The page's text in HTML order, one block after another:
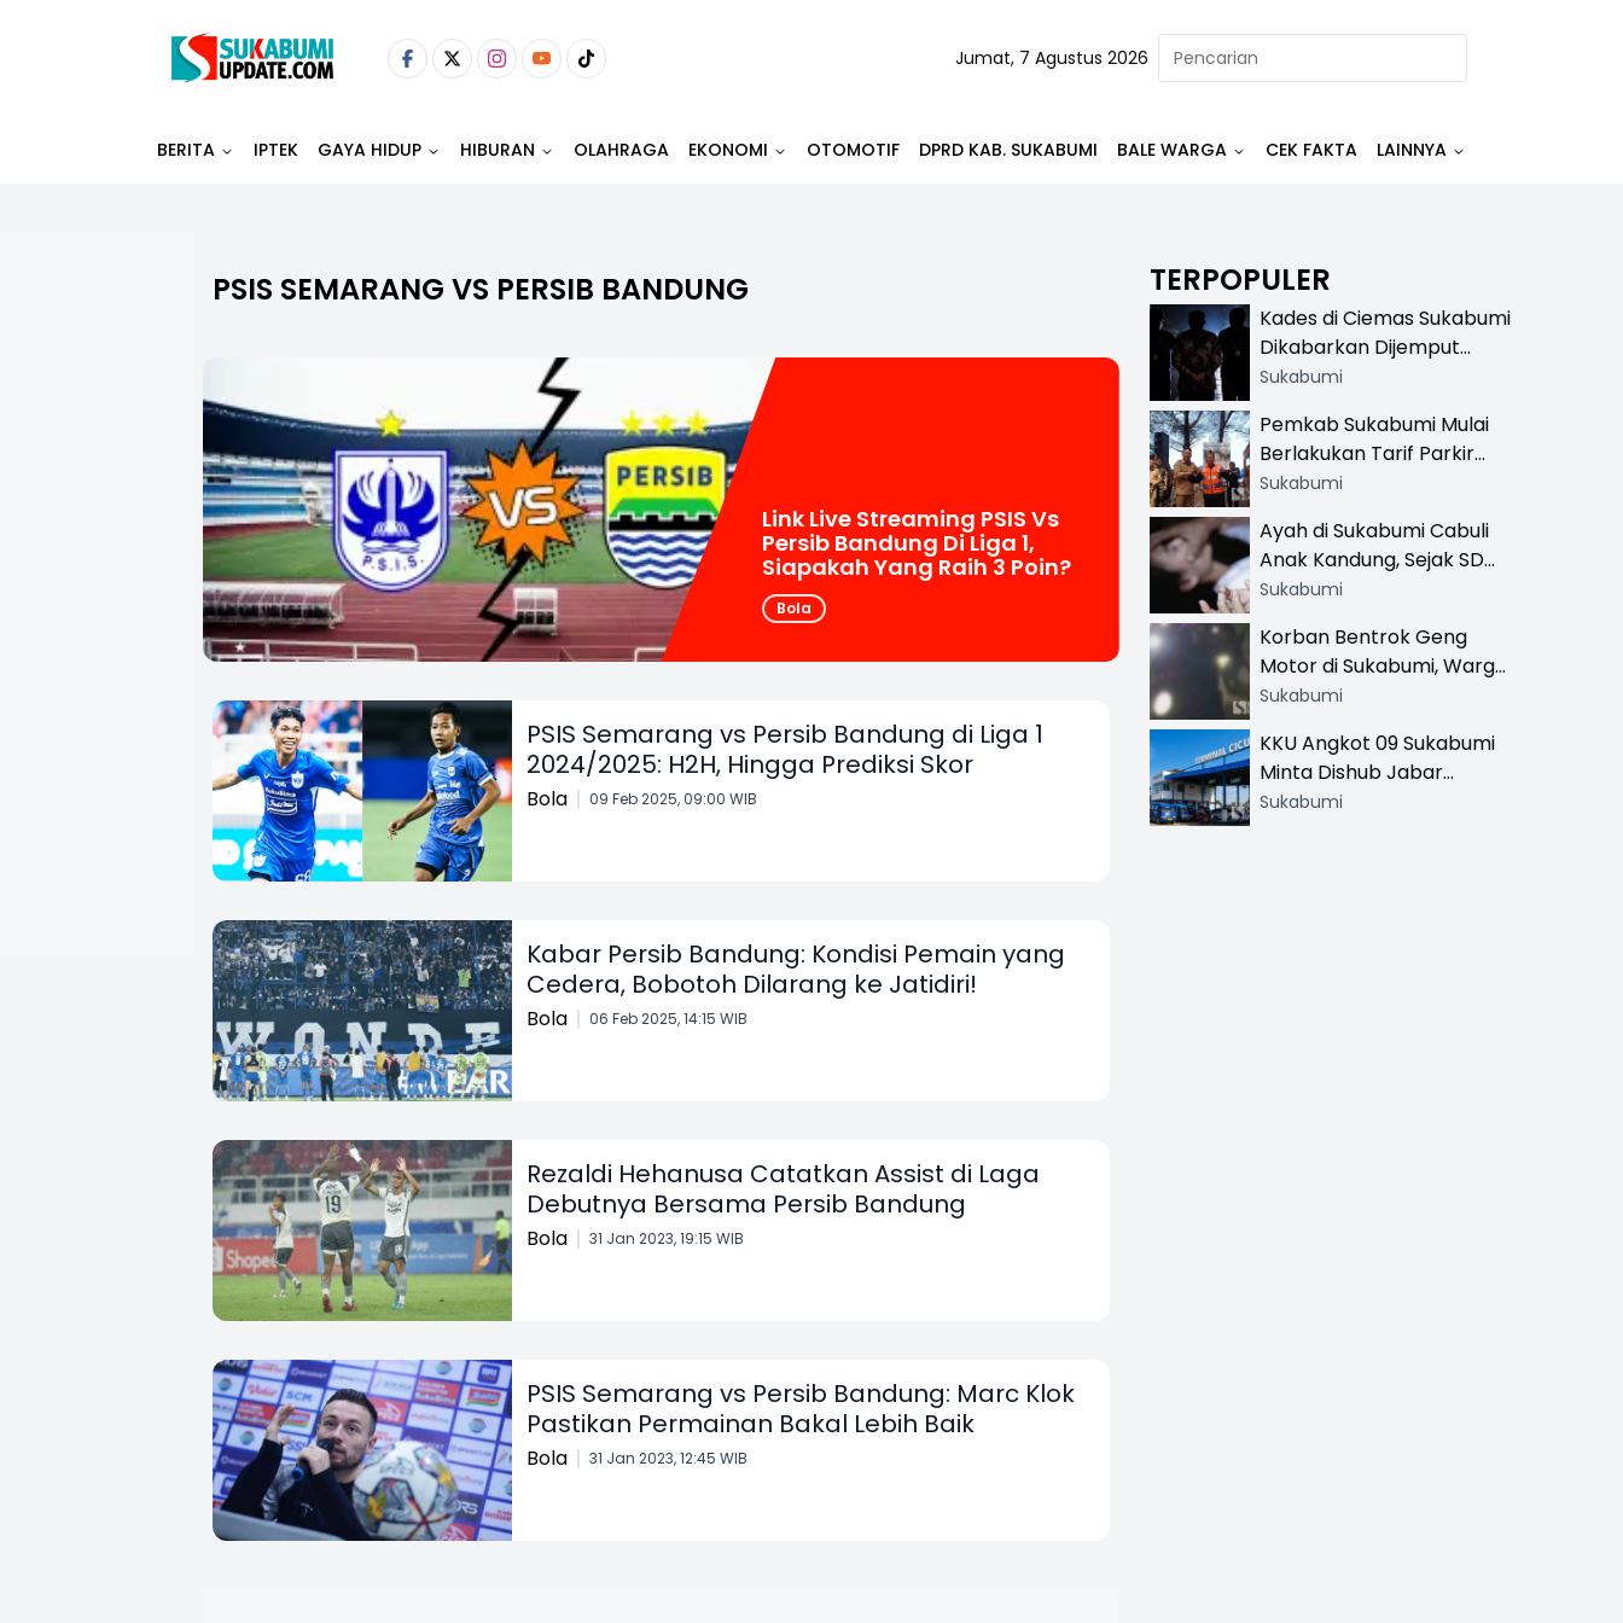
Jumat, 7 Agustus 2026
BERITA IPTEK GAYA HIDUP HIBURAN OLAHRAGA EKONOMI OTOMOTIF DPRD KAB. SUKABUMI BALE WARGA CEK FAKTA LAINNYA
PSIS SEMARANG VS PERSIB BANDUNG
Link Live Streaming PSIS Vs
Persib Bandung Di Liga 1,
Siapakah Yang Raih 3 Poin?
Bola
PSIS Semarang vs Persib Bandung di Liga 1
2024/2025: H2H, Hingga Prediksi Skor
Bola 09 Feb 2025, 09:00 WIB
Kabar Persib Bandung: Kondisi Pemain yang
Cedera, Bobotoh Dilarang ke Jatidiri!
Bola 06 Feb 2025, 14:15 WIB
Rezaldi Hehanusa Catatkan Assist di Laga
Debutnya Bersama Persib Bandung
Bola 31 Jan 2023, 19:15 WIB
PSIS Semarang vs Persib Bandung: Marc Klok
Pastikan Permainan Bakal Lebih Baik
Bola 31 Jan 2023, 12:45 WIB
TERPOPULER
Kades di Ciemas Sukabumi
Dikabarkan Dijemput
Satnarkoba, Polisi
Sukabumi
Pemkab Sukabumi Mulai
Berlakukan Tarif Parkir
Resmi di 13 Lokasi Wisata,
Khusus
Sukabumi
Ayah di Sukabumi Cabuli
Anak Kandung, Sejak SD
Hingga SMA
Sukabumi
Korban Bentrok Geng
Motor di Sukabumi, Warga
dan Sopir Tangki
Sukabumi
KKU Angkot 09 Sukabumi
Minta Dishub Jabar
Tertibkan Trayek Ciawi-
Sukabumi